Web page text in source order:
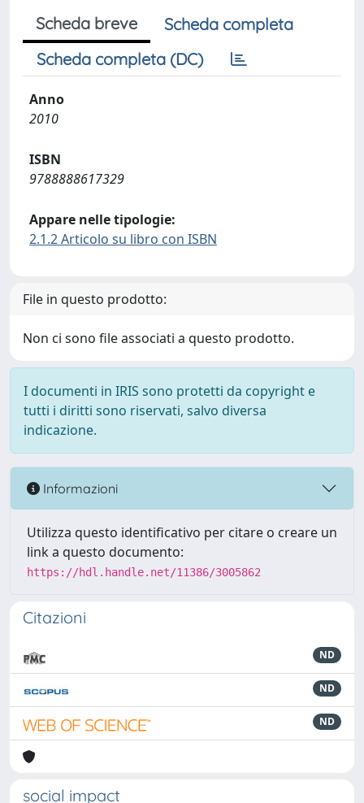
Scheda breve
Scheda completa
Scheda completa (DC)
Anno
2010
ISBN
9788888617329
Appare nelle tipologie:
2.1.2 Articolo su libro con ISBN
File in questo prodotto:
Non ci sono file associati a questo prodotto.
I documenti in IRIS sono protetti da copyright e
tutti i diritti sono riservati, salvo diversa
indicazione.
Informazioni
Utilizza questo identificativo per citare o creare un
link a questo documento:
https://hdl.handle.net/11386/3005862
Citazioni
ND
ND
ND
social impact